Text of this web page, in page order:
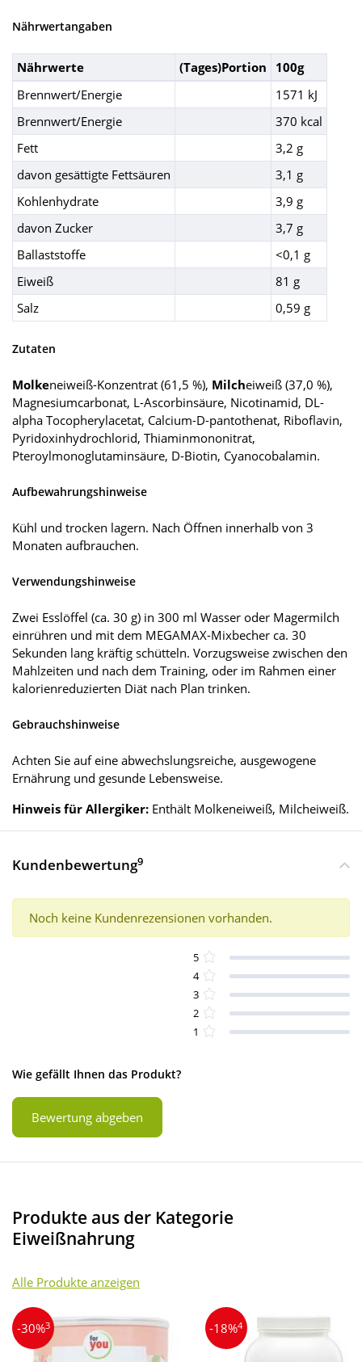
Nährwertangaben
Nährwerte (Tages)Portion
100g
Brennwert/Energie
1571 kJ
Brennwert/Energie
370 kcal
Fett
3,2 g
davon gesättigte Fettsäuren
3,1 g
Kohlenhydrate
3,9 g
davon Zucker
3,7 g
Ballaststoffe
<0,1 g
Eiweiß
81 g
Salz
0,59 g
Zutaten
Molkeneiweiß-Konzentrat (61,5 %), Milcheiweiß (37,0 %),
Magnesiumcarbonat, L-Ascorbinsäure, Nicotinamid, DL-
alpha Tocopherylacetat, Calcium-D-pantothenat, Riboflavin,
Pyridoxinhydrochlorid, Thiaminmononitrat,
Pteroylmonoglutaminsäure, D-Biotin, Cyanocobalamin.
Aufbewahrungshinweise
Kühl und trocken lagern. Nach Öffnen innerhalb von 3
Monaten aufbrauchen.
Verwendungshinweise
Zwei Esslöffel (ca. 30 g) in 300 ml Wasser oder Magermilch
einrühren und mit dem MEGAMAX-Mixbecher ca. 30
Sekunden lang kräftig schütteln. Vorzugsweise zwischen den
Mahlzeiten und nach dem Training, oder im Rahmen einer
kalorienreduzierten Diät nach Plan trinken.
Gebrauchshinweise
Achten Sie auf eine abwechslungsreiche, ausgewogene
Ernährung und gesunde Lebensweise.
Hinweis für Allergiker: Enthält Molkeneiweiß, Milcheiweiß.
Kundenbewertung9
Noch keine Kundenrezensionen vorhanden.
5
4
3
2
1
Wie gefällt Ihnen das Produkt?
Bewertung abgeben
Produkte aus der Kategorie
Eiweißnahrung
Alle Produkte anzeigen
-30%3 -18%4